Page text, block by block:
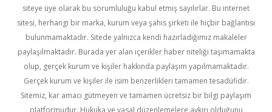
siteye üye olarak bu sorumluluğu kabul etmiş sayılırlar. Bu internet
sitesi, herhangi bir marka, kurum veya şahıs şirketi ile hiçbir bağlantısı
bulunmamaktadır. Sitede yalnızca kendi hazırladığımız makaleler
paylaşılmaktadır. Burada yer alan içerikler haber niteliği taşımamakta
olup, gerçek kurum ve kişiler hakkında paylaşım yapılmamaktadır.
Gerçek kurum ve kişiler ile isim benzerlikleri tamamen tesadüfidir.
Sitemiz, kar amacı gütmeyen ve tamamen ücretsiz bir bilgi paylaşım
platformudur. Hukuka ve yasal düzenlemelere aykırı olduğunu